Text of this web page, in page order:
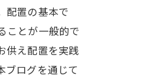
配置の基本で
ことが一般的で
供え配置を実践
ブログを通じて